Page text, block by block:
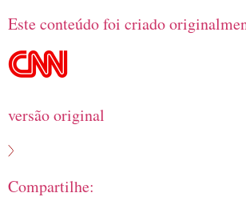
Este conteúdo foi criado
versão original
Compartilhe: